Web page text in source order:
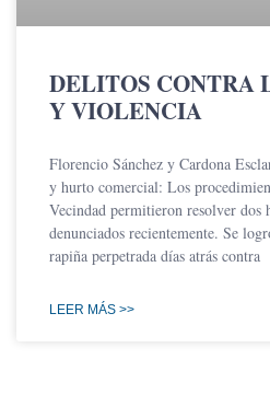
DELITOS CONTRA
Y VIOLENCIA
Florencio Sánchez y Cardona
y hurto comercial: Los
Vecindad permitieron resolver dos
denunciados recientemente. Se
rapiña perpetrada días atrás contra
LEER MÁS >>